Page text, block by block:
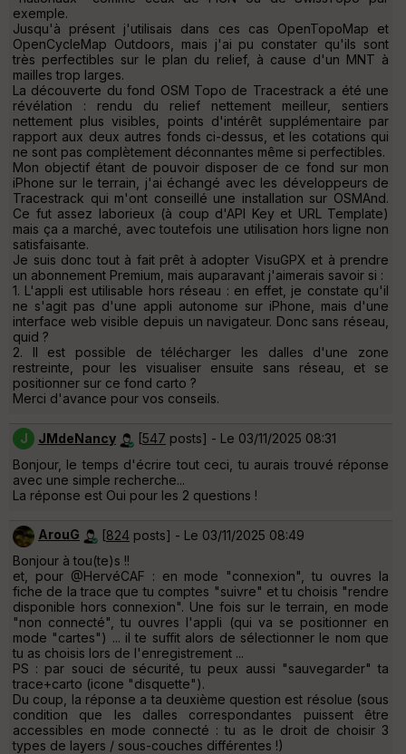
exemple.
Jusqu'à présent j'utilisais dans ces cas OpenTopoMap et
OpenCycleMap Outdoors, mais j'ai pu constater qu'ils sont
très perfectibles sur le plan du relief, à cause d'un MNT à
mailles trop larges.
La découverte du fond OSM Topo de Tracestrack a été une
révélation : rendu du relief nettement meilleur, sentiers
nettement plus visibles, points d'intérêt supplémentaire par
rapport aux deux autres fonds ci-dessus, et les cotations qui
ne sont pas complètement déconnantes même si perfectibles.
Mon objectif étant de pouvoir disposer de ce fond sur mon
iPhone sur le terrain, j'ai échangé avec les développeurs de
Tracestrack qui m'ont conseillé une installation sur OSMAnd.
Ce fut assez laborieux (à coup d'API Key et URL Template)
mais ça a marché, avec toutefois une utilisation hors ligne non
satisfaisante.
Je suis donc tout à fait prêt à adopter VisuGPX et à prendre
un abonnement Premium, mais auparavant j'aimerais savoir si :
1. L'appli est utilisable hors réseau : en effet, je constate qu'il
ne s'agit pas d'une appli autonome sur iPhone, mais d'une
interface web visible depuis un navigateur. Donc sans réseau,
quid ?
2. Il est possible de télécharger les dalles d'une zone
restreinte, pour les visualiser ensuite sans réseau, et se
positionner sur ce fond carto ?
Merci d'avance pour vos conseils.
J JMdeNancy [547 posts] - Le 03/11/2025 08:31
Bonjour, le temps d'écrire tout ceci, tu aurais trouvé réponse
avec une simple recherche...
La réponse est Oui pour les 2 questions !
ArouG [824 posts] - Le 03/11/2025 08:49
Bonjour à tou(te)s !!
et, pour @HervéCAF : en mode "connexion", tu ouvres la
fiche de la trace que tu comptes "suivre" et tu choisis "rendre
disponible hors connexion". Une fois sur le terrain, en mode
"non connecté", tu ouvres l'appli (qui va se positionner en
mode "cartes") ... il te suffit alors de sélectionner le nom que
tu as choisis lors de l'enregistrement ...
PS : par souci de sécurité, tu peux aussi "sauvegarder" ta
trace+carto (icone "disquette").
Du coup, la réponse a ta deuxième question est résolue (sous
condition que les dalles correspondantes puissent être
accessibles en mode connecté : tu as le droit de choisir 3
types de layers / sous-couches différentes !)